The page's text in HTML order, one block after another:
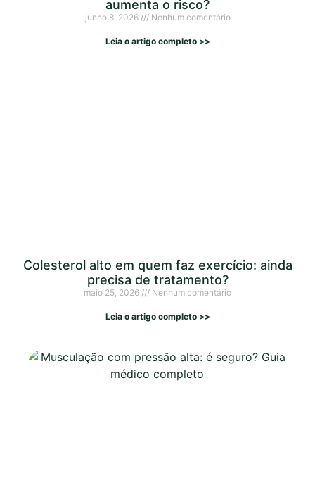
aumenta o risco?
junho 8, 2026 Nenhum comentário
Leia o artigo completo >>
Colesterol alto em quem faz exercício: ainda
precisa de tratamento?
maio 25, 2026 Nenhum comentário
Leia o artigo completo >>